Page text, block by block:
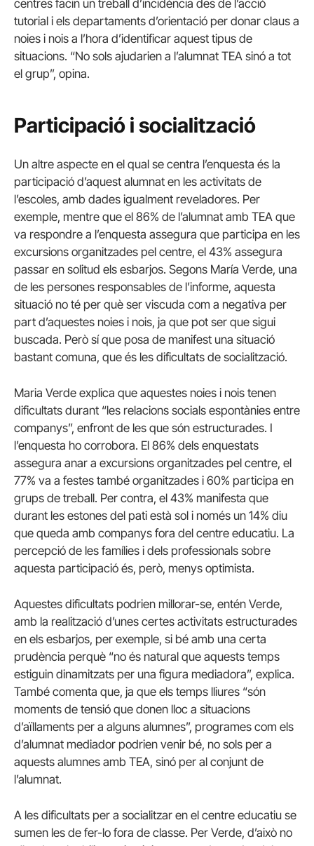
centres facin un treball d’incidència des de l’acció
tutorial i els departaments d’orientació per donar claus a
noies i nois a l’hora d’identificar aquest tipus de
situacions. “No sols ajudarien a l’alumnat TEA sinó a tot
el grup”, opina.
Participació i socialització
Un altre aspecte en el qual se centra l’enquesta és la
participació d’aquest alumnat en les activitats de
l’escoles, amb dades igualment reveladores. Per
exemple, mentre que el 86% de l’alumnat amb TEA que
va respondre a l’enquesta assegura que participa en les
excursions organitzades pel centre, el 43% assegura
passar en solitud els esbarjos. Segons María Verde, una
de les persones responsables de l’informe, aquesta
situació no té per què ser viscuda com a negativa per
part d’aquestes noies i nois, ja que pot ser que sigui
buscada. Però sí que posa de manifest una situació
bastant comuna, que és les dificultats de socialització.
Maria Verde explica que aquestes noies i nois tenen
dificultats durant “les relacions socials espontànies entre
companys”, enfront de les que són estructurades. I
l’enquesta ho corrobora. El 86% dels enquestats
assegura anar a excursions organitzades pel centre, el
77% va a festes també organitzades i 60% participa en
grups de treball. Per contra, el 43% manifesta que
durant les estones del pati està sol i només un 14% diu
que queda amb companys fora del centre educatiu. La
percepció de les famílies i dels professionals sobre
aquesta participació és, però, menys optimista.
Aquestes dificultats podrien millorar-se, entén Verde,
amb la realització d’unes certes activitats estructurades
en els esbarjos, per exemple, si bé amb una certa
prudència perquè “no és natural que aquests temps
estiguin dinamitzats per una figura mediadora”, explica.
També comenta que, ja que els temps lliures “són
moments de tensió que donen lloc a situacions
d’aïllaments per a alguns alumnes”, programes com els
d’alumnat mediador podrien venir bé, no sols per a
aquests alumnes amb TEA, sinó per al conjunt de
l’alumnat.
A les dificultats per a socialitzar en el centre educatiu se
sumen les de fer-lo fora de classe. Per Verde, d’això no